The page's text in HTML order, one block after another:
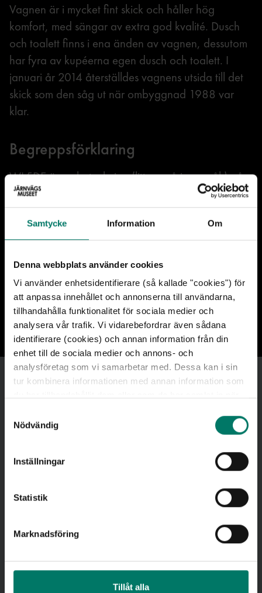
Samtycke Information Om
Denna webbplats använder cookies
Vi använder enhetsidentifierare (så kallade "cookies") för
att anpassa innehållet och annonserna till användarna,
tillhandahålla funktionalitet för sociala medier och
analysera vår trafik. Vi vidarebefordrar även sådana
identifierare (cookies) och annan information från din
enhet till de sociala medier och annons- och
analysföretag som vi samarbetar med. Dessa kan i sin
tur kombinera informationen med annan information som
sidancookies
Nödvändig
Inställningar
Statistik
Marknadsföring
Tillåt alla
Vagnen är i mycket fint skick och håller hög
komfort, med sängar av extra god kvalité. Dusch
och toalett finns i ena änden av vagnen, dessutom
har fyra av kupéerna egen dusch och toalett. I
januari år 2014 återställdes vagnens utsida till det
skick som den såg ut när ombyggnad 1988 var
klar.
Begreppsförklaring
WL5DE är en beteckning (littera på jvg-språk) på
vagnstypen och betyder:
WL = Sovvagn. 5 = Modell 5 i ”WL-
familjen”, vilket har med inredningen att göra
DE = Anpassad för trafik till Berlin, 1500 V.
AC elvärme samt öglor för tågfärja
4639 är vagnens individnummer
Kockums 1958, ombyggd 1988 vid SJ
Längd
23,5 meter
48 ton